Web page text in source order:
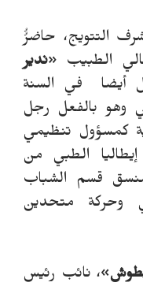
التتويج، حاضرُُ
الطبيب«ندير
أيضا في السنة
وهو بالفعل رجل
كمسؤول تنظيمي
الطبي من
منسق قسم الشباب
وحركة متحدين
»، نائب رئيس